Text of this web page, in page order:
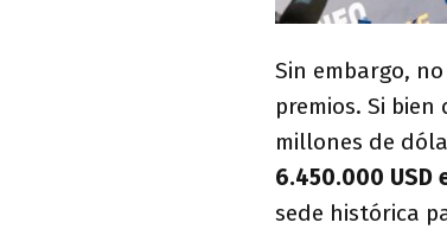
Sin embargo,
premios. Si
millones de
6.450.000 USD
sede histórica